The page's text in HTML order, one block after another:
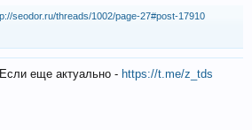
seodor.ru/threads/1002/page-27#post-17910
еще актуально - https://t.me/z_tds